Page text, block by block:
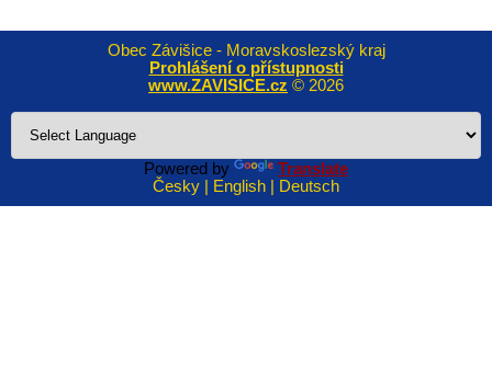
Obec Závišice - Moravskoslezský kraj
Prohlášení o přístupnosti
www.ZAVISICE.cz © 2026
Powered by
Translate
Česky | English | Deutsch